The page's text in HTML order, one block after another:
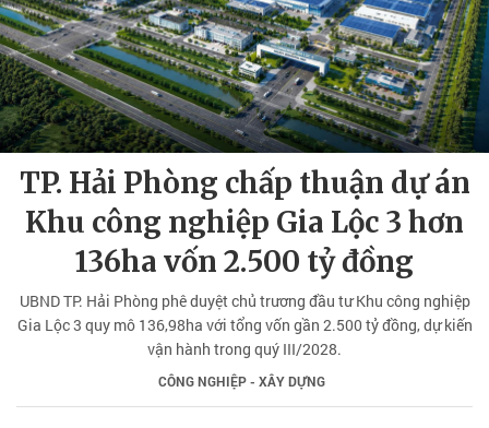
TP. Hải Phòng chấp thuận dự án
Khu công nghiệp Gia Lộc 3 hơn
136ha vốn 2.500 tỷ đồng
UBND TP. Hải Phòng phê duyệt chủ trương đầu tư Khu công nghiệp
Gia Lộc 3 quy mô 136,98ha với tổng vốn gần 2.500 tỷ đồng, dự kiến
vận hành trong quý III/2028.
CÔNG NGHIỆP - XÂY DỰNG